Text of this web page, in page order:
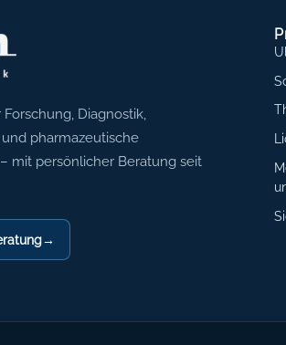
Diagnostik,
pharmazeutische
mit persönlicher Beratung seit
→